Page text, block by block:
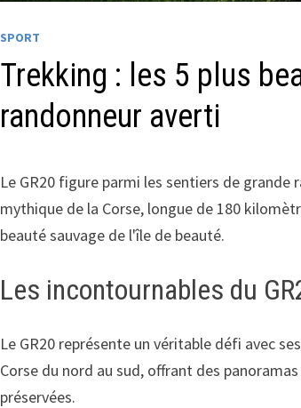
SPORT
Trekking : les 5 plus
randonneur averti
Le GR20 figure parmi les sentiers de
mythique de la Corse, longue de 180
beauté sauvage de l'île de beauté.
Les incontournables du
Le GR20 représente un véritable défi avec
Corse du nord au sud, offrant des
préservées.